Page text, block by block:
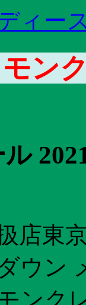
ィー
ン
店東
ウン
ンク